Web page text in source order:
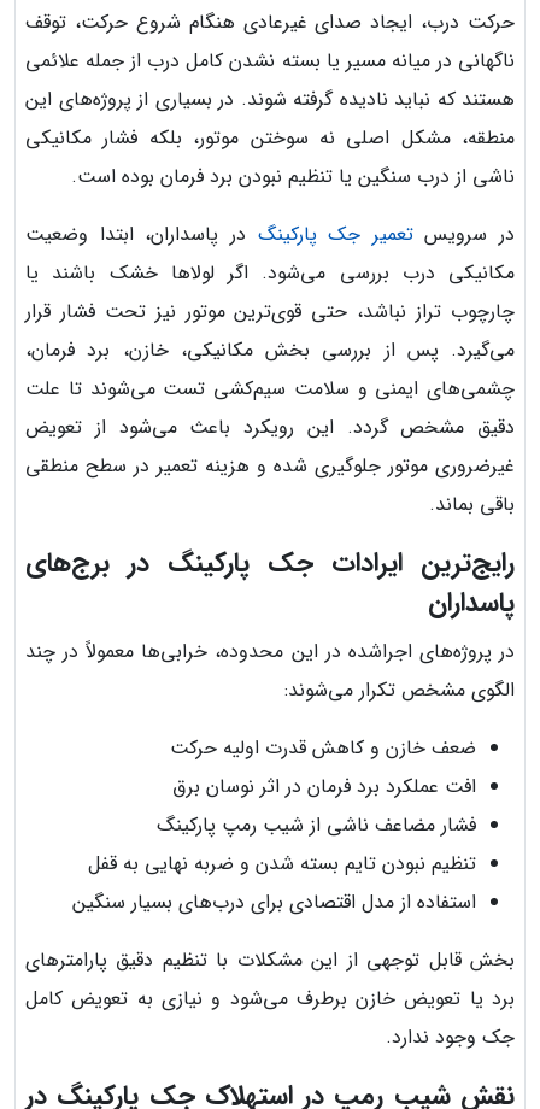
حرکت درب، ایجاد صدای غیرعادی هنگام شروع حرکت، توقف
ناگهانی در میانه مسیر یا بسته نشدن کامل درب از جمله علائمی
هستند که نباید نادیده گرفته شوند. در بسیاری از پروژه‌های این
منطقه، مشکل اصلی نه سوختن موتور، بلکه فشار مکانیکی
ناشی از درب سنگین یا تنظیم نبودن برد فرمان بوده است.
در سرویستعمیر جک پارکینگ در پاسداران، ابتدا وضعیت
مکانیکی درب بررسی می‌شود. اگر لولاها خشک باشند یا
چارچوب تراز نباشد، حتی قوی‌ترین موتور نیز تحت فشار قرار
می‌گیرد. پس از بررسی بخش مکانیکی، خازن، برد فرمان،
چشمی‌های ایمنی و سلامت سیم‌کشی تست می‌شوند تا علت
دقیق مشخص گردد. این رویکرد باعث می‌شود از تعویض
غیرضروری موتور جلوگیری شده و هزینه تعمیر در سطح منطقی
باقی بماند.
رایج‌ترین ایرادات جک پارکینگ در برج‌های
پاسداران
در پروژه‌های اجراشده در این محدوده، خرابی‌ها معمولاً در چند
الگوی مشخص تکرار می‌شوند:
ضعف خازن و کاهش قدرت اولیه حرکت
افت عملکرد برد فرمان در اثر نوسان برق
فشار مضاعف ناشی از شیب رمپ پارکینگ
تنظیم نبودن تایم بسته شدن و ضربه نهایی به قفل
استفاده از مدل اقتصادی برای درب‌های بسیار سنگین
بخش قابل توجهی از این مشکلات با تنظیم دقیق پارامترهای
برد یا تعویض خازن برطرف می‌شود و نیازی به تعویض کامل
جک وجود ندارد.
نقش شیب رمپ در استهلاک جک پارکینگ در